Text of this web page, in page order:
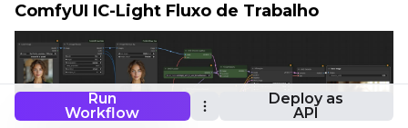
Run
Workflow
Deploy as
API
ComfyUI IC-Light Fluxo de Trabalho